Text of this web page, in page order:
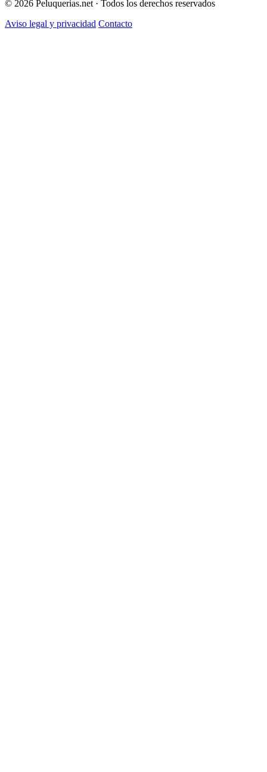
© 2026 Peluquerias.net · Todos los derechos reservados
Aviso legal y privacidad Contacto